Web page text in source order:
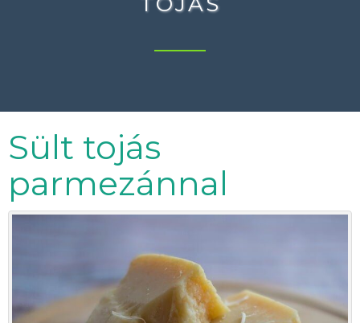
Sült tojás
parmezánnal